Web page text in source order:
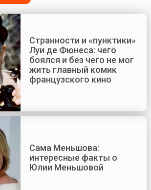
Странности и «пунктики»
Луи де Фюнеса: чего
боялся и без чего не мог
жить главный комик
французского кино
Сама Меньшова:
интересные факты о
Юлии Меньшовой